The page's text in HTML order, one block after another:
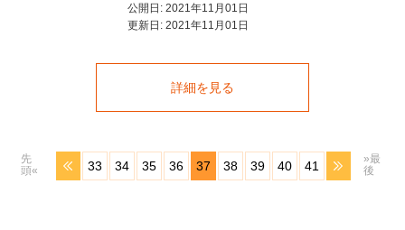
公開日: 2021年11月01日
更新日: 2021年11月01日
詳細を見る
先
頭«
33 34 35 36 37 38 39 40 41
»最
後